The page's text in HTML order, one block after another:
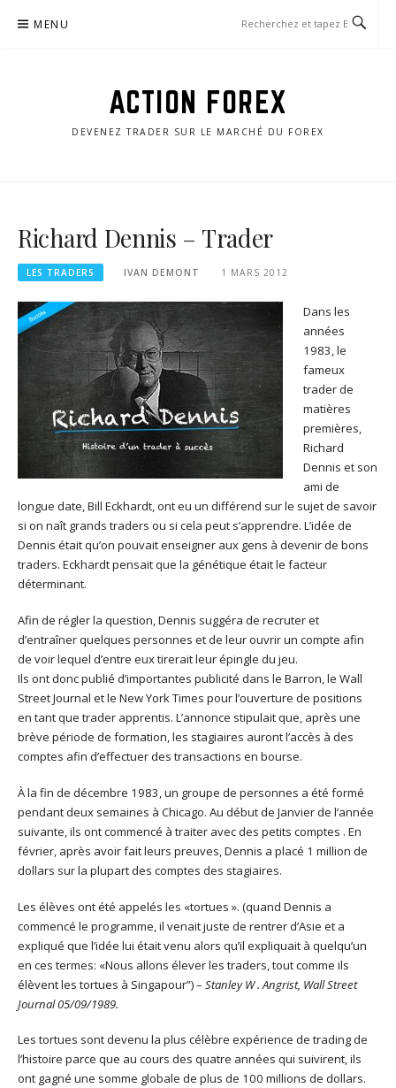
MENU
ACTION FOREX
DEVENEZ TRADER SUR LE MARCHÉ DU FOREX
Richard Dennis – Trader
LES TRADERS IVAN DEMONT 1 MARS 2012
Dans les
années
1983, le
fameux
trader de
matières
premières,
Richard
Dennis et son
ami de
longue date, Bill Eckhardt, ont eu un différend sur le sujet de savoir
si on naît grands traders ou si cela peut s’apprendre. L’idée de
Dennis était qu’on pouvait enseigner aux gens à devenir de bons
traders. Eckhardt pensait que la génétique était le facteur
déterminant.
Afin de régler la question, Dennis suggéra de recruter et
d’entraîner quelques personnes et de leur ouvrir un compte afin
de voir lequel d’entre eux tirerait leur épingle du jeu.
Ils ont donc publié d’importantes publicité dans le Barron, le Wall
Street Journal et le New York Times pour l’ouverture de positions
en tant que trader apprentis. L’annonce stipulait que, après une
brève période de formation, les stagiaires auront l’accès à des
comptes afin d’effectuer des transactions en bourse.
À la fin de décembre 1983, un groupe de personnes a été formé
pendant deux semaines à Chicago. Au début de Janvier de l’année
suivante, ils ont commencé à traiter avec des petits comptes . En
février, après avoir fait leurs preuves, Dennis a placé 1 million de
dollars sur la plupart des comptes des stagiaires.
Les élèves ont été appelés les «tortues ». (quand Dennis a
commencé le programme, il venait juste de rentrer d’Asie et a
expliqué que l’idée lui était venu alors qu’il expliquait à quelqu’un
en ces termes: «Nous allons élever les traders, tout comme ils
élèvent les tortues à Singapour”) – Stanley W . Angrist, Wall Street
Journal 05/09/1989.
Les tortues sont devenu la plus célèbre expérience de trading de
l’histoire parce que au cours des quatre années qui suivirent, ils
ont gagné une somme globale de plus de 100 millions de dollars.